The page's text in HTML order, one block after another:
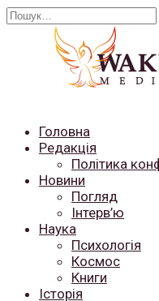
Перейти
Search
Головна
Редакція
Політика
Новини
Погляд
Інтерв’ю
Наука
Психологія
Космос
Книги
Історія